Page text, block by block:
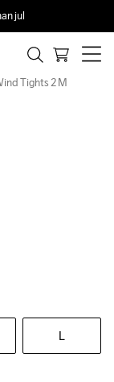
jul
L
Tights 2 M